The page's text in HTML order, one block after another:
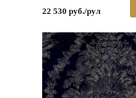
22 530 руб./рул